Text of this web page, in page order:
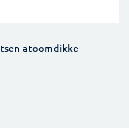
atoomdikke